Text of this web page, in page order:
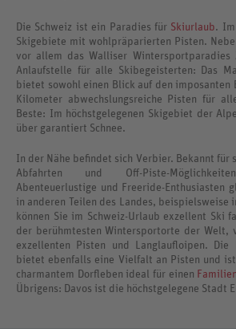
Die Schweiz ist ein Paradies für Skiurlaub.
Skigebiete mit wohlpräparierten Pisten.
vor allem das Walliser
Anlaufstelle für alle Skibegeisterten: Das
bietet sowohl einen Blick auf den imposanten
Kilometer abwechslungsreiche Pisten für
Beste: Im höchstgelegenen Skigebiet der
über garantiert Schnee.
In der Nähe befindet sich Verbier. Bekannt für
Abfahrten und Off-Piste-
Abenteuerlustige und Freeride-Enthusiasten
in anderen Teilen des Landes, beispielsweise
können Sie im Schweiz-Urlaub exzellent Ski
der berühmtesten Wintersportorte der Welt,
exzellenten Pisten und Langlaufloipen. Die
bietet ebenfalls eine Vielfalt an Pisten und
charmantem Dorfleben ideal für einen
Übrigens: Davos ist die höchstgelegene Stadt